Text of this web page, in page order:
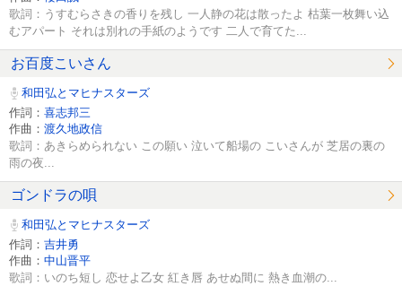
歌詞：うすむらさきの香りを残し 一人静の花は散ったよ 枯葉一枚舞い込
むアパート それは別れの手紙のようです 二人で育てた...
お百度こいさん
和田弘とマヒナスターズ
作詞： 喜志邦三
作曲： 渡久地政信
歌詞：あきらめられない この願い 泣いて船場の こいさんが 芝居の裏の
雨の夜...
ゴンドラの唄
和田弘とマヒナスターズ
作詞： 吉井勇
作曲： 中山晋平
歌詞：いのち短し 恋せよ乙女 紅き唇 あせぬ間に 熱き血潮の...